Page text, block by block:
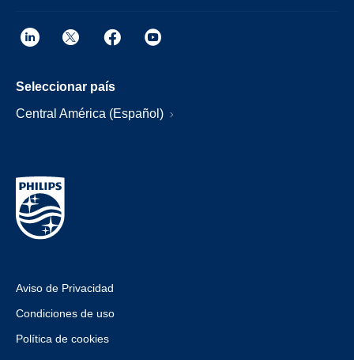
Seleccionar país
Central América (Español)
Aviso de Privacidad
Condiciones de uso
Política de cookies